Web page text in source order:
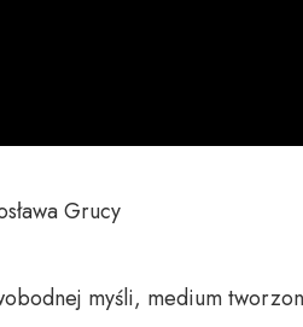
Grucy
myśli, medium